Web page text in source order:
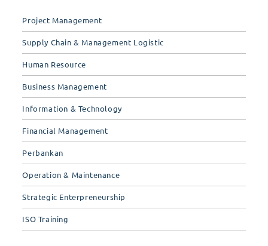
Project Management
Supply Chain & Management Logistic
Human Resource
Business Management
Information & Technology
Financial Management
Perbankan
Operation & Maintenance
Strategic Enterpreneurship
ISO Training